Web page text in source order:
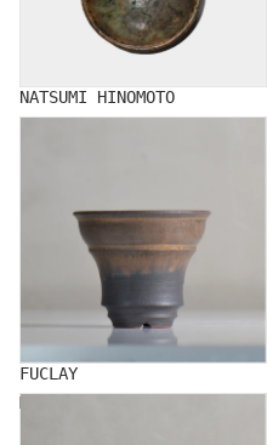
NATSUMI HINOMOTO
FUCLAY
MASAMI MIYAJIMA